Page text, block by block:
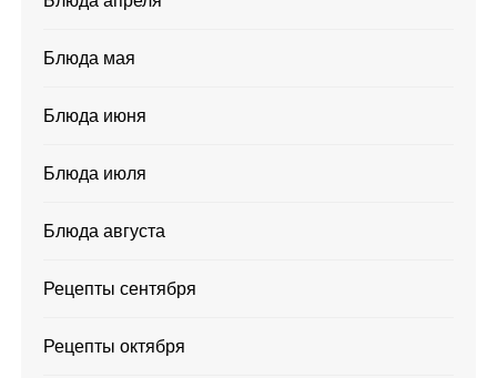
Блюда мая
Блюда июня
Блюда июля
Блюда августа
Рецепты сентября
Рецепты октября